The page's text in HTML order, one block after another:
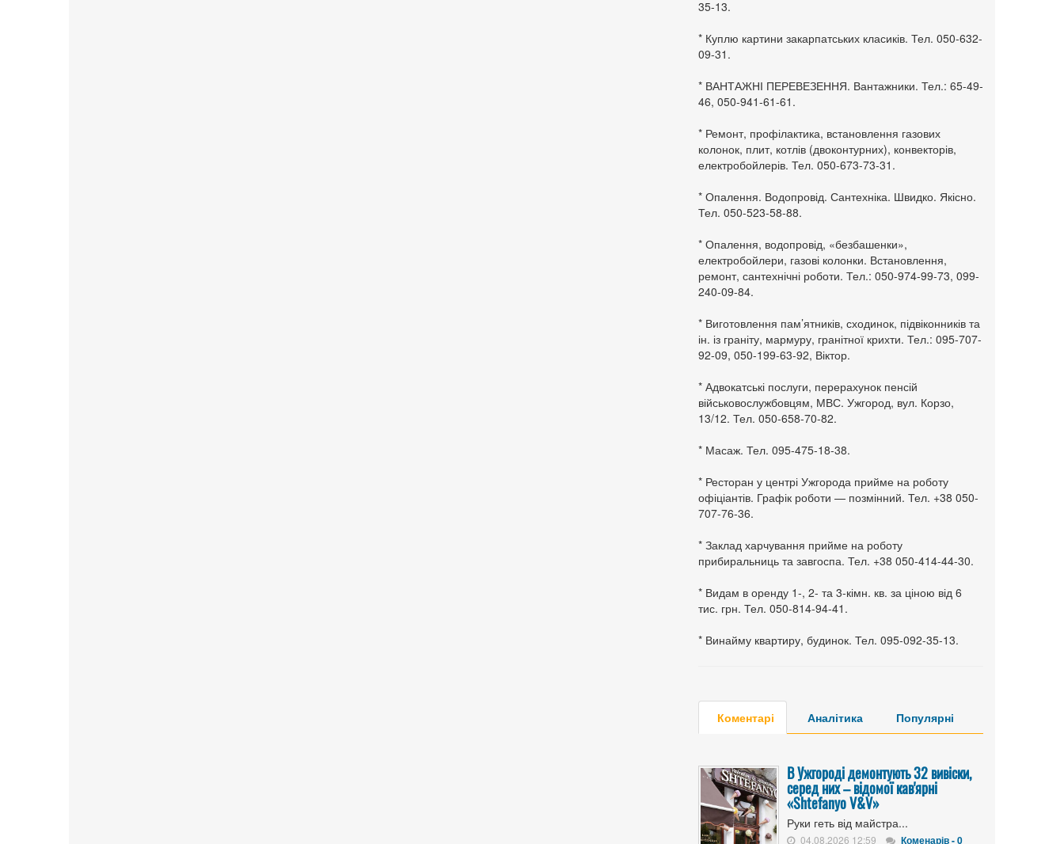
35-13.
* Куплю картини закарпатських класиків. Тел. 050-632-
09-31.
* ВАНТАЖНІ ПЕРЕВЕЗЕННЯ. Вантажники. Тел.: 65-49-
46, 050-941-61-61.
* Ремонт, профілактика, встановлення газових
колонок, плит, котлів (двоконтурних), конвекторів,
електробойлерів. Тел. 050-673-73-31.
* Опалення. Водопровід. Сантехніка. Швидко. Якісно.
Тел. 050-523-58-88.
* Опалення, водопровід, «безбашенки»,
електробойлери, газові колонки. Встановлення,
ремонт, сантехнічні роботи. Тел.: 050-974-99-73, 099-
240-09-84.
* Виготовлення пам’ятників, сходинок, підвіконників та
ін. із граніту, мармуру, гранітної крихти. Тел.: 095-707-
92-09, 050-199-63-92, Віктор.
* Адвокатські послуги, перерахунок пенсій
військовослужбовцям, МВС. Ужгород, вул. Корзо,
13/12. Тел. 050-658-70-82.
* Масаж. Тел. 095-475-18-38.
* Ресторан у центрі Ужгорода прийме на роботу
офіціантів. Графік роботи — позмінний. Тел. +38 050-
707-76-36.
* Заклад харчування прийме на роботу
прибиральниць та завгоспа. Тел. +38 050-414-44-30.
* Видам в оренду 1-, 2- та 3-кімн. кв. за ціною від 6
тис. грн. Тел. 050-814-94-41.
* Винайму квартиру, будинок. Тел. 095-092-35-13.
Коментарі Аналітика Популярні
В Ужгороді демонтують 32 вивіски,
серед них – відомої кав'ярні
«Shtefanyo V&V»
Руки геть від майстра...
04.08.2026 12:59 Коменарів - 0